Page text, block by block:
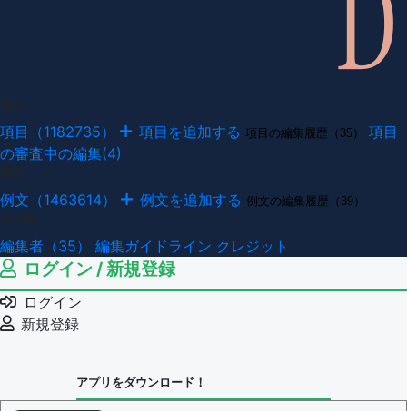
項目（1182735） 項目を追加する 項目の編集履歴（35）
項目
の審査中の編集(4)
例文（1463614） 例文を追加する 例文の編集履歴（39）
編集者（35） 編集ガイドライン クレジット
ログイン / 新規登録
ログイン
新規登録
アプリをダウンロード！